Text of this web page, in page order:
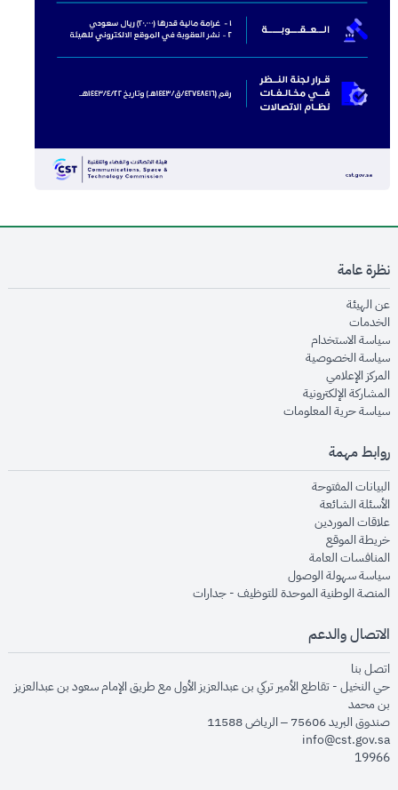
نظرة عامة
عن الهيئةopens in new window
الخدماتopens in new window
سياسة الاستخدام
سياسة الخصوصيةopens in new window
المركز الإعلاميopens in new window
المشاركة الإلكترونيةopens in new window
سياسة حرية المعلوماتopens in new window
روابط مهمة
البيانات المفتوحةopens in new window
الأسئلة الشائعةopens in new window
علاقات الموردينopens in new window
خريطة الموقعopens in new window
المنافسات العامةopens in new window
سياسة سهولة الوصولopens in new window
المنصة الوطنية الموحدة للتوظيف - جداراتopens in new window
الاتصال والدعم
اتصل بنا
حي النخيل - تقاطع الأمير تركي بن عبدالعزيز الأول مع طريق الإمام سعود بن عبدالعزيز
بن محمد
صندوق البريد 75606 – الرياض 11588
info@cst.gov.sa
19966